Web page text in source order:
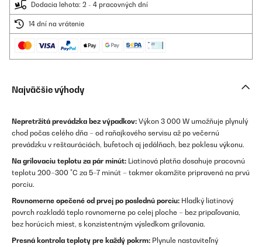
Dodacia lehota: 2 - 4 pracovných dní
14 dní na vrátenie
Najväčšie výhody
Nepretržitá prevádzka bez výpadkov: Výkon 3 000 W umožňuje plynulý
chod počas celého dňa – od raňajkového servisu až po večernú
prevádzku v reštauráciách, bufetoch aj jedálňach, bez poklesu výkonu.
Na grilovaciu teplotu za pár minút: Liatinová platňa dosahuje pracovnú
teplotu 200–300 °C za 5–7 minút – takmer okamžite pripravená na prvú
porciu.
Rovnomerne opečené od prvej po poslednú porciu: Hladký liatinový
povrch rozkladá teplo rovnomerne po celej ploche – bez pripaľovania,
bez horúcich miest, s konzistentným výsledkom grilovania.
Presná kontrola teploty pre každý pokrm: Plynule nastaviteľný